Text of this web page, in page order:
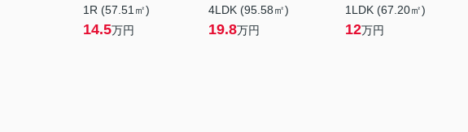
1R (57.51㎡)
14.5万円
4LDK (95.58㎡)
19.8万円
1LDK (67.20㎡)
12万円